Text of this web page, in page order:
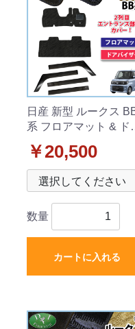
日産 新型 ルークス
系 フロアマット & ド
リーズ 社外新品
￥20,500
数量
カートに入れる